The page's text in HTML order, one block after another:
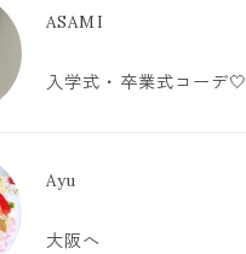
ASAMI
入学式・卒業式コーデ🤍
Ayu
大阪へ